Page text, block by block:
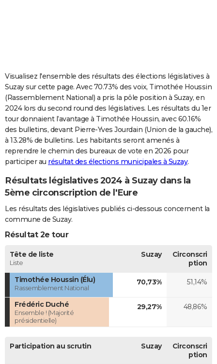
Carte de Noël
Carte Bonne année
Carte Saint-Valentin
Carte Pâques
Carte d'anniversaire
DICTIONNAIRE
Dictionnaire
Biographies
Citations
Expressions
Proverbes
PROGRAMME TV
COPAINS D'AVANT
S'inscrire
Se connecter
Primaires
Universités
Entreprises
Service militaire
Avis de recherche
AVIS DE DÉCÈS
Visualisez l'ensemble des résultats des élections législatives à
Suzay sur cette page. Avec 70.73% des voix, Timothée Houssin
(Rassemblement National) a pris la pôle position à Suzay, en
2024 lors du second round des législatives. Les résultats du 1er
tour donnaient l’avantage à Timothée Houssin, avec 60.16%
des bulletins, devant Pierre-Yves Jourdain (Union de la gauche),
à 13.28% de bulletins. Les habitants seront amenés à
reprendre le chemin des bureaux de vote en 2026 pour
participer au résultat des élections municipales à Suzay.
Résultats législatives 2024 à Suzay dans la
5ème circonscription de l'Eure
Les résultats des législatives publiés ci-dessous concernent la
commune de Suzay.
Résultat 2e tour
Tête de liste
Liste
Suzay
Circonscri
ption
Timothée Houssin (Élu)
Rassemblement National
70,73% 51,14%
Frédéric Duché
Ensemble ! (Majorité
présidentielle)
29,27% 48,86%
Participation au scrutin Suzay
Circonscri
ption